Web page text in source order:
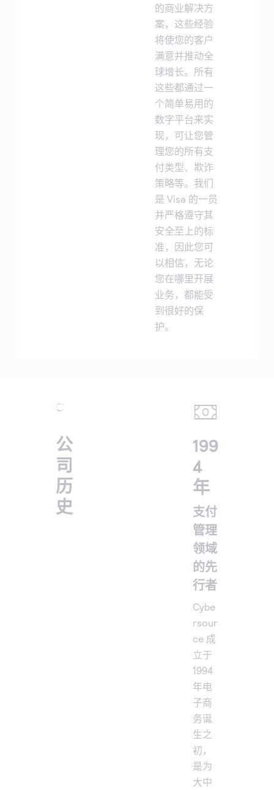
的商业解决方
案，这些经验
将使您的客户
满意并推动全
球增长。所有
这些都通过一
个简单易用的
数字平台来实
现，可让您管
理您的所有支
付类型、欺诈
策略等。我们
是 Visa 的一员
并严格遵守其
安全至上的标
准，因此您可
以相信，无论
您在哪里开展
业务，都能受
到很好的保
护。
公
司
历
史
199
4
年
支付
管理
领域
的先
行者
Cybe
rsour
ce 成
立于
1994
年电
子商
务诞
生之
初，
是为
大中